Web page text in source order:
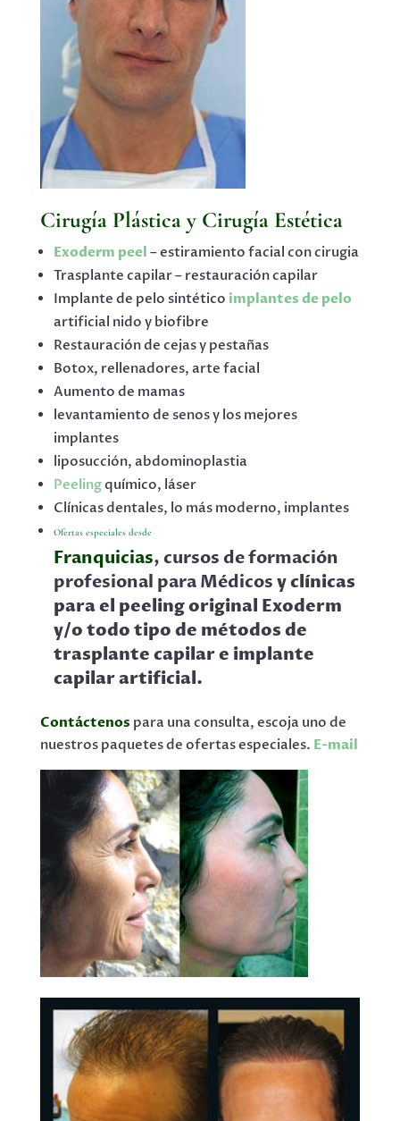
Cirugía Plástica y Cirugía Estética
Exoderm peel – estiramiento facial con cirugia
Trasplante capilar – restauración capilar
Implante de pelo sintético implantes de pelo
artificial nido y biofibre
Restauración de cejas y pestañas
Botox, rellenadores, arte facial
Aumento de mamas
levantamiento de senos y los mejores
implantes
liposucción, abdominoplastia
Peelingquímico, láser
Clínicas dentales, lo más moderno, implantes
Ofertas especiales desde
Franquicias, cursos de formación
profesional para Médicosy clínicas
para el peeling original Exoderm
y/o todo tipo de métodos de
trasplante capilar e implante
capilar artificial.
Contáctenos para una consulta, escoja uno de
nuestros paquetes de ofertas especiales. E-mail